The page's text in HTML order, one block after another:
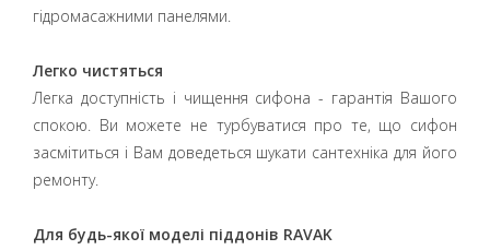
гідромасажними панелями.
Легко чистяться
Легка доступність і чищення сифона - гарантія Вашого
спокою. Ви можете не турбуватися про те, що сифон
засмітиться і Вам доведеться шукати сантехніка для його
ремонту.
Для будь-якої моделі піддонів RAVAK